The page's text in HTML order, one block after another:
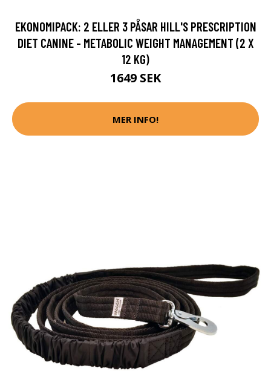
EKONOMIPACK: 2 ELLER 3 PÅSAR HILL'S PRESCRIPTION
DIET CANINE - METABOLIC WEIGHT MANAGEMENT (2 X
12 KG)
1649 SEK
MER INFO!